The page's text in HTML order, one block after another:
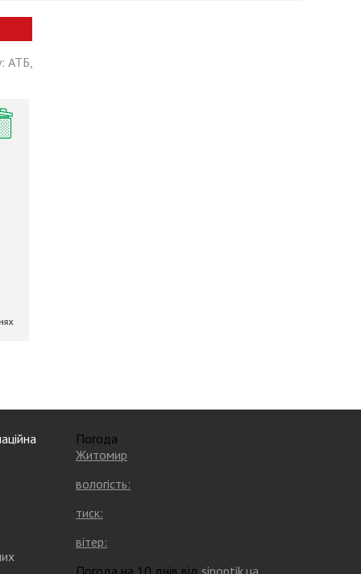
АТБ,
Погода
Житомир
вологість:
тиск:
вітер:
Погода на 10 днів від sinoptik.ua